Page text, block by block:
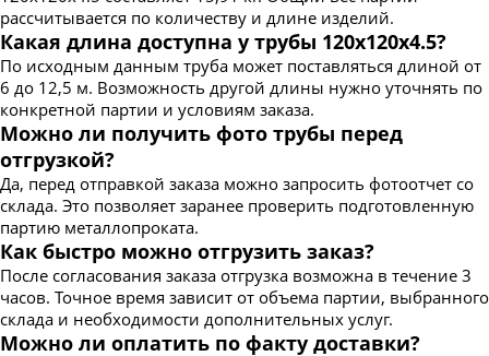
рассчитывается по количеству и длине изделий.
Какая длина доступна у трубы 120х120х4.5?
По исходным данным труба может поставляться длиной от
6 до 12,5 м. Возможность другой длины нужно уточнять по
конкретной партии и условиям заказа.
Можно ли получить фото трубы перед
отгрузкой?
Да, перед отправкой заказа можно запросить фотоотчет со
склада. Это позволяет заранее проверить подготовленную
партию металлопроката.
Как быстро можно отгрузить заказ?
После согласования заказа отгрузка возможна в течение 3
часов. Точное время зависит от объема партии, выбранного
склада и необходимости дополнительных услуг.
Можно ли оплатить по факту доставки?